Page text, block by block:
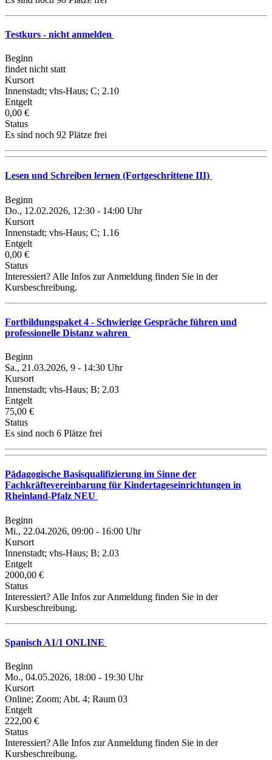
Testkurs - nicht anmelden
Beginn
findet nicht statt
Kursort
Innenstadt; vhs-Haus; C; 2.10
Entgelt
0,00 €
Status
Es sind noch 92 Plätze frei
Lesen und Schreiben lernen (Fortgeschrittene III)
Beginn
Do., 12.02.2026, 12:30 - 14:00 Uhr
Kursort
Innenstadt; vhs-Haus; C; 1.16
Entgelt
0,00 €
Status
Interessiert? Alle Infos zur Anmeldung finden Sie in der
Kursbeschreibung.
Fortbildungspaket 4 - Schwierige Gespräche führen und
professionelle Distanz wahren
Beginn
Sa., 21.03.2026, 9 - 14:30 Uhr
Kursort
Innenstadt; vhs-Haus; B; 2.03
Entgelt
75,00 €
Status
Es sind noch 6 Plätze frei
Pädagogische Basisqualifizierung im Sinne der
Fachkräftevereinbarung für Kindertageseinrichtungen in
Rheinland-Pfalz NEU
Beginn
Mi., 22.04.2026, 09:00 - 16:00 Uhr
Kursort
Innenstadt; vhs-Haus; B; 2.03
Entgelt
2000,00 €
Status
Interessiert? Alle Infos zur Anmeldung finden Sie in der
Kursbeschreibung.
Spanisch A1/1 ONLINE
Beginn
Mo., 04.05.2026, 18:00 - 19:30 Uhr
Kursort
Online; Zoom; Abt. 4; Raum 03
Entgelt
222,00 €
Status
Interessiert? Alle Infos zur Anmeldung finden Sie in der
Kursbeschreibung.